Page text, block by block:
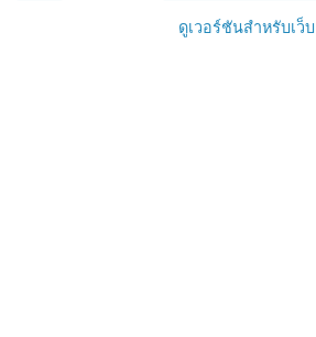
ดูเวอร์ชันสำหรับเว็บ